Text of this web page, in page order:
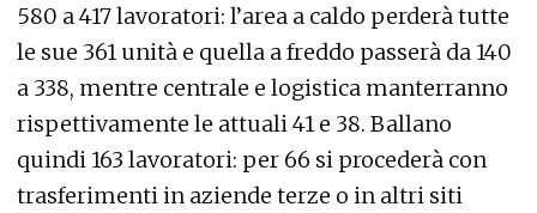
580 a 417 lavoratori: l’area a caldo perderà tutte
le sue 361 unità e quella a freddo passerà da 140
a 338, mentre centrale e logistica manterranno
rispettivamente le attuali 41 e 38. Ballano
quindi 163 lavoratori: per 66 si procederà con
trasferimenti in aziende terze o in altri siti